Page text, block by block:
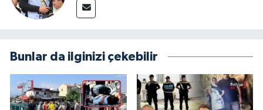
Bunlar da ilginizi çekebilir